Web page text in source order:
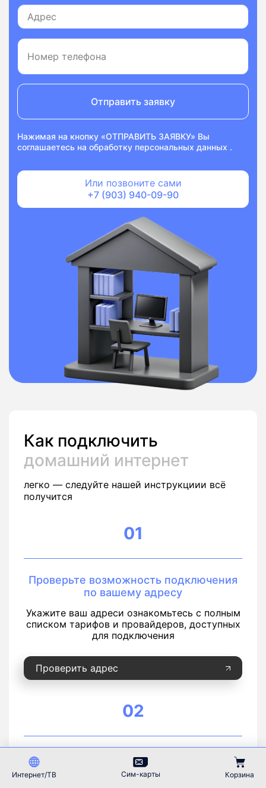
Отправить заявку
Нажимая на кнопку «ОТПРАВИТЬ ЗАЯВКУ» Вы
соглашаетесь на обработку персональных данных .
Или позвоните сами
+7 (903) 940-09-90
Как подключить
домашний интернет
легко — следуйте нашей инструкциии всё
получится
01
Проверьте возможность подключения
по вашему адресу
Укажите ваш адреси ознакомьтесь с полным
списком тарифов и провайдеров, доступных
для подключения
Проверить адрес
02
Сравните тарифы и оставьте заявку на
подключение
Интернет/ТВ Сим-карты Корзина